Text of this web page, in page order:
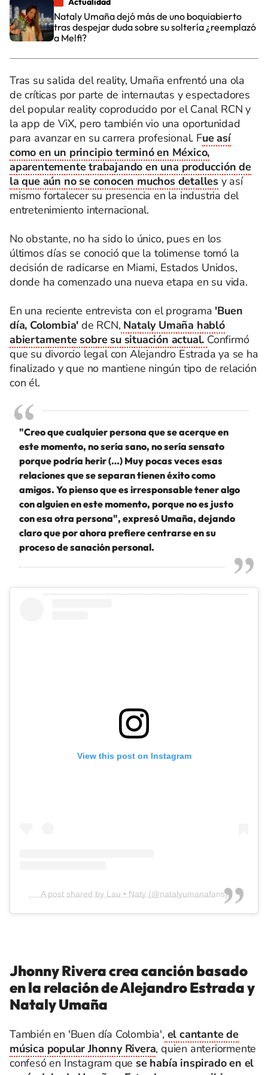
Nataly Umaña dejó más de uno boquiabierto
tras despejar duda sobre su soltería ¿reemplazó
a Melfi?
Tras su salida del reality, Umaña enfrentó una ola
de críticas por parte de internautas y espectadores
del popular reality coproducido por el Canal RCN y
la app de ViX, pero también vio una oportunidad
para avanzar en su carrera profesional. Fue así
como en un principio terminó en México,
aparentemente trabajando en una producción de
la que aún no se conocen muchos detalles y así
mismo fortalecer su presencia en la industria del
entretenimiento internacional.
No obstante, no ha sido lo único, pues en los
últimos días se conoció que la tolimense tomó la
decisión de radicarse en Miami, Estados Unidos,
donde ha comenzado una nueva etapa en su vida.
En una reciente entrevista con el programa 'Buen
día, Colombia'de RCN, Nataly Umaña habló
abiertamente sobre su situación actual. Confirmó
que su divorcio legal con Alejandro Estrada ya se ha
finalizado y que no mantiene ningún tipo de relación
con él.
"Creo que cualquier persona que se acerque en
este momento, no sería sano, no sería sensato
porque podría herir (…) Muy pocas veces esas
relaciones que se separan tienen éxito como
amigos. Yo pienso que es irresponsable tener algo
con alguien en este momento, porque no es justo
con esa otra persona", expresó Umaña, dejando
claro que por ahora prefiere centrarse en su
proceso de sanación personal.
View this post on Instagram
A post shared by Lau • Naty (@natalyumanafans)
Jhonny Rivera crea canción basado
en la relación de Alejandro Estrada y
Nataly Umaña
También en 'Buen día Colombia', el cantante de
música popular Jhonny Rivera, quien anteriormente
confesó en Instagram que se había inspirado en el